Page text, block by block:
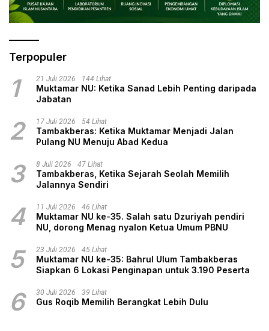
Terpopuler
1 21 Juli 2026 144 Lihat
Muktamar NU: Ketika Sanad Lebih Penting daripada
Jabatan
2 17 Juli 2026 54 Lihat
Tambakberas: Ketika Muktamar Menjadi Jalan
Pulang NU Menuju Abad Kedua
3 8 Juli 2026 47 Lihat
Tambakberas, Ketika Sejarah Seolah Memilih
Jalannya Sendiri
4 11 Juli 2026 46 Lihat
Muktamar NU ke-35. Salah satu Dzuriyah pendiri
NU, dorong Menag nyalon Ketua Umum PBNU
5 23 Juli 2026 45 Lihat
Muktamar NU ke-35: Bahrul Ulum Tambakberas
Siapkan 6 Lokasi Penginapan untuk 3.190 Peserta
6 30 Juli 2026 39 Lihat
Gus Roqib Memilih Berangkat Lebih Dulu